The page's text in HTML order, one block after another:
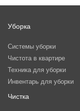
Уборка
Системы уборки
Чистота в квартире
Техника для уборки
Инвентарь для уборки
Чистка